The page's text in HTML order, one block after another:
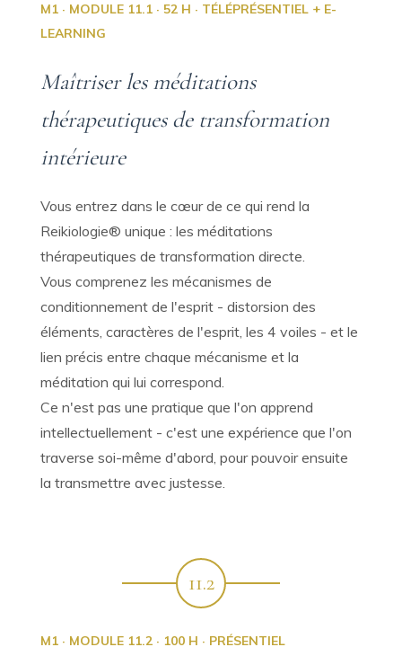
M1 · MODULE 11.1 · 52 H · TÉLÉPRÉSENTIEL + E-
LEARNING
Maîtriser les méditations
thérapeutiques de transformation
intérieure
Vous entrez dans le cœur de ce qui rend la
Reikiologie® unique : les méditations
thérapeutiques de transformation directe.
Vous comprenez les mécanismes de
conditionnement de l'esprit - distorsion des
éléments, caractères de l'esprit, les 4 voiles - et le
lien précis entre chaque mécanisme et la
méditation qui lui correspond.
Ce n'est pas une pratique que l'on apprend
intellectuellement - c'est une expérience que l'on
traverse soi-même d'abord, pour pouvoir ensuite
la transmettre avec justesse.
11.2
M1 · MODULE 11.2 · 100 H · PRÉSENTIEL